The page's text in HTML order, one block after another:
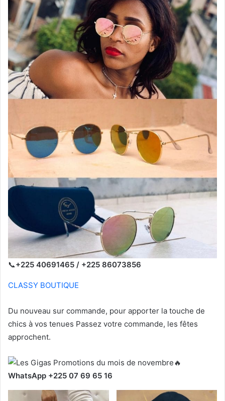
📞+225 40691465 / +225 86073856
CLASSY BOUTIQUE
Du nouveau sur commande, pour apporter la touche de
chics à vos tenues Passez votre commande, les fêtes
approchent.
WhatsApp +225 07 69 65 16